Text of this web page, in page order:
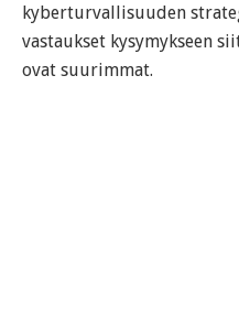
kyberturvallisuuden
vastaukset kysymykseen
ovat suurimmat.